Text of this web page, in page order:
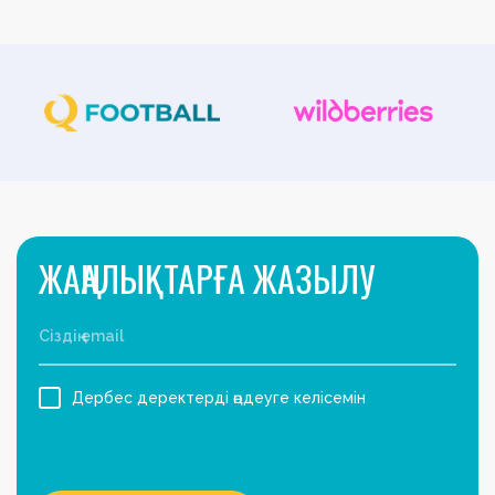
ЖАҢАЛЫҚТАРҒА ЖАЗЫЛУ
Дербес деректерді өңдеуге келісемін